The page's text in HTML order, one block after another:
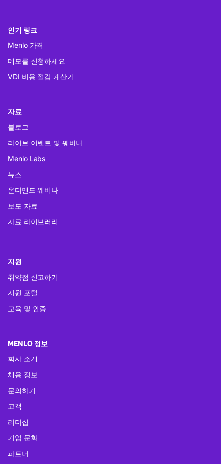
인기 링크
Menlo 가격
데모를 신청하세요
VDI 비용 절감 계산기
자료
블로그
라이브 이벤트 및 웨비나
Menlo Labs
뉴스
온디맨드 웨비나
보도 자료
자료 라이브러리
지원
취약점 신고하기
지원 포털
교육 및 인증
MENLO 정보
회사 소개
채용 정보
문의하기
고객
리더십
기업 문화
파트너